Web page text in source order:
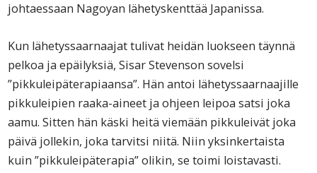
johtaessaan Nagoyan lähetyskenttää Japanissa.
Kun lähetyssaarnaajat tulivat heidän luokseen täynnä
pelkoa ja epäilyksiä, Sisar Stevenson sovelsi
”pikkuleipäterapiaansa”. Hän antoi lähetyssaarnaajille
pikkuleipien raaka-aineet ja ohjeen leipoa satsi joka
aamu. Sitten hän käski heitä viemään pikkuleivät joka
päivä jollekin, joka tarvitsi niitä. Niin yksinkertaista
kuin ”pikkuleipäterapia” olikin, se toimi loistavasti.